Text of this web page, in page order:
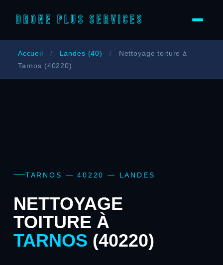
DRONE PLUS SERVICES
Accueil / Landes (40) /
Nettoyage toiture à
Tarnos (40220)
TARNOS — 40220 — LANDES
NETTOYAGE
TOITURE À
TARNOS (40220)